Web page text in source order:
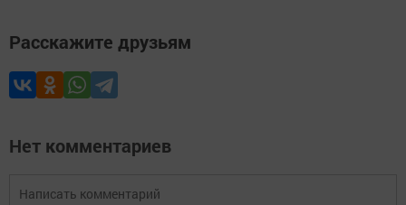
Расскажите друзьям
Нет комментариев